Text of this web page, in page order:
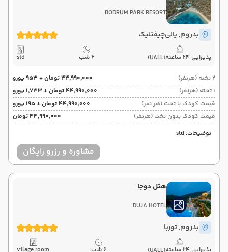
BODRUM PARK RESORT
بدروم, یالی‌چیفتلیک
پذیرایی 24 ساعته (UALL) 6 شب std
2 تخته (هرنفر)
۴۴٬۹۹۰٬۰۰۰ تومان + ۹۵۳ یورو
1 تخته (هرنفر)
۴۴٬۹۹۰٬۰۰۰ تومان + ۱٬۷۳۳ یورو
قیمت کودک با تخت (هر نفر)
۴۴٬۹۹۰٬۰۰۰ تومان + ۱۹۵ یورو
قیمت کودک بدون تخت (هرنفر)
۴۴٬۹۹۰٬۰۰۰ تومان
توضیحات: std
مشاوره و رزرو رایگان
هتل دوجا
DUJA HOTEL
بدروم, توربا